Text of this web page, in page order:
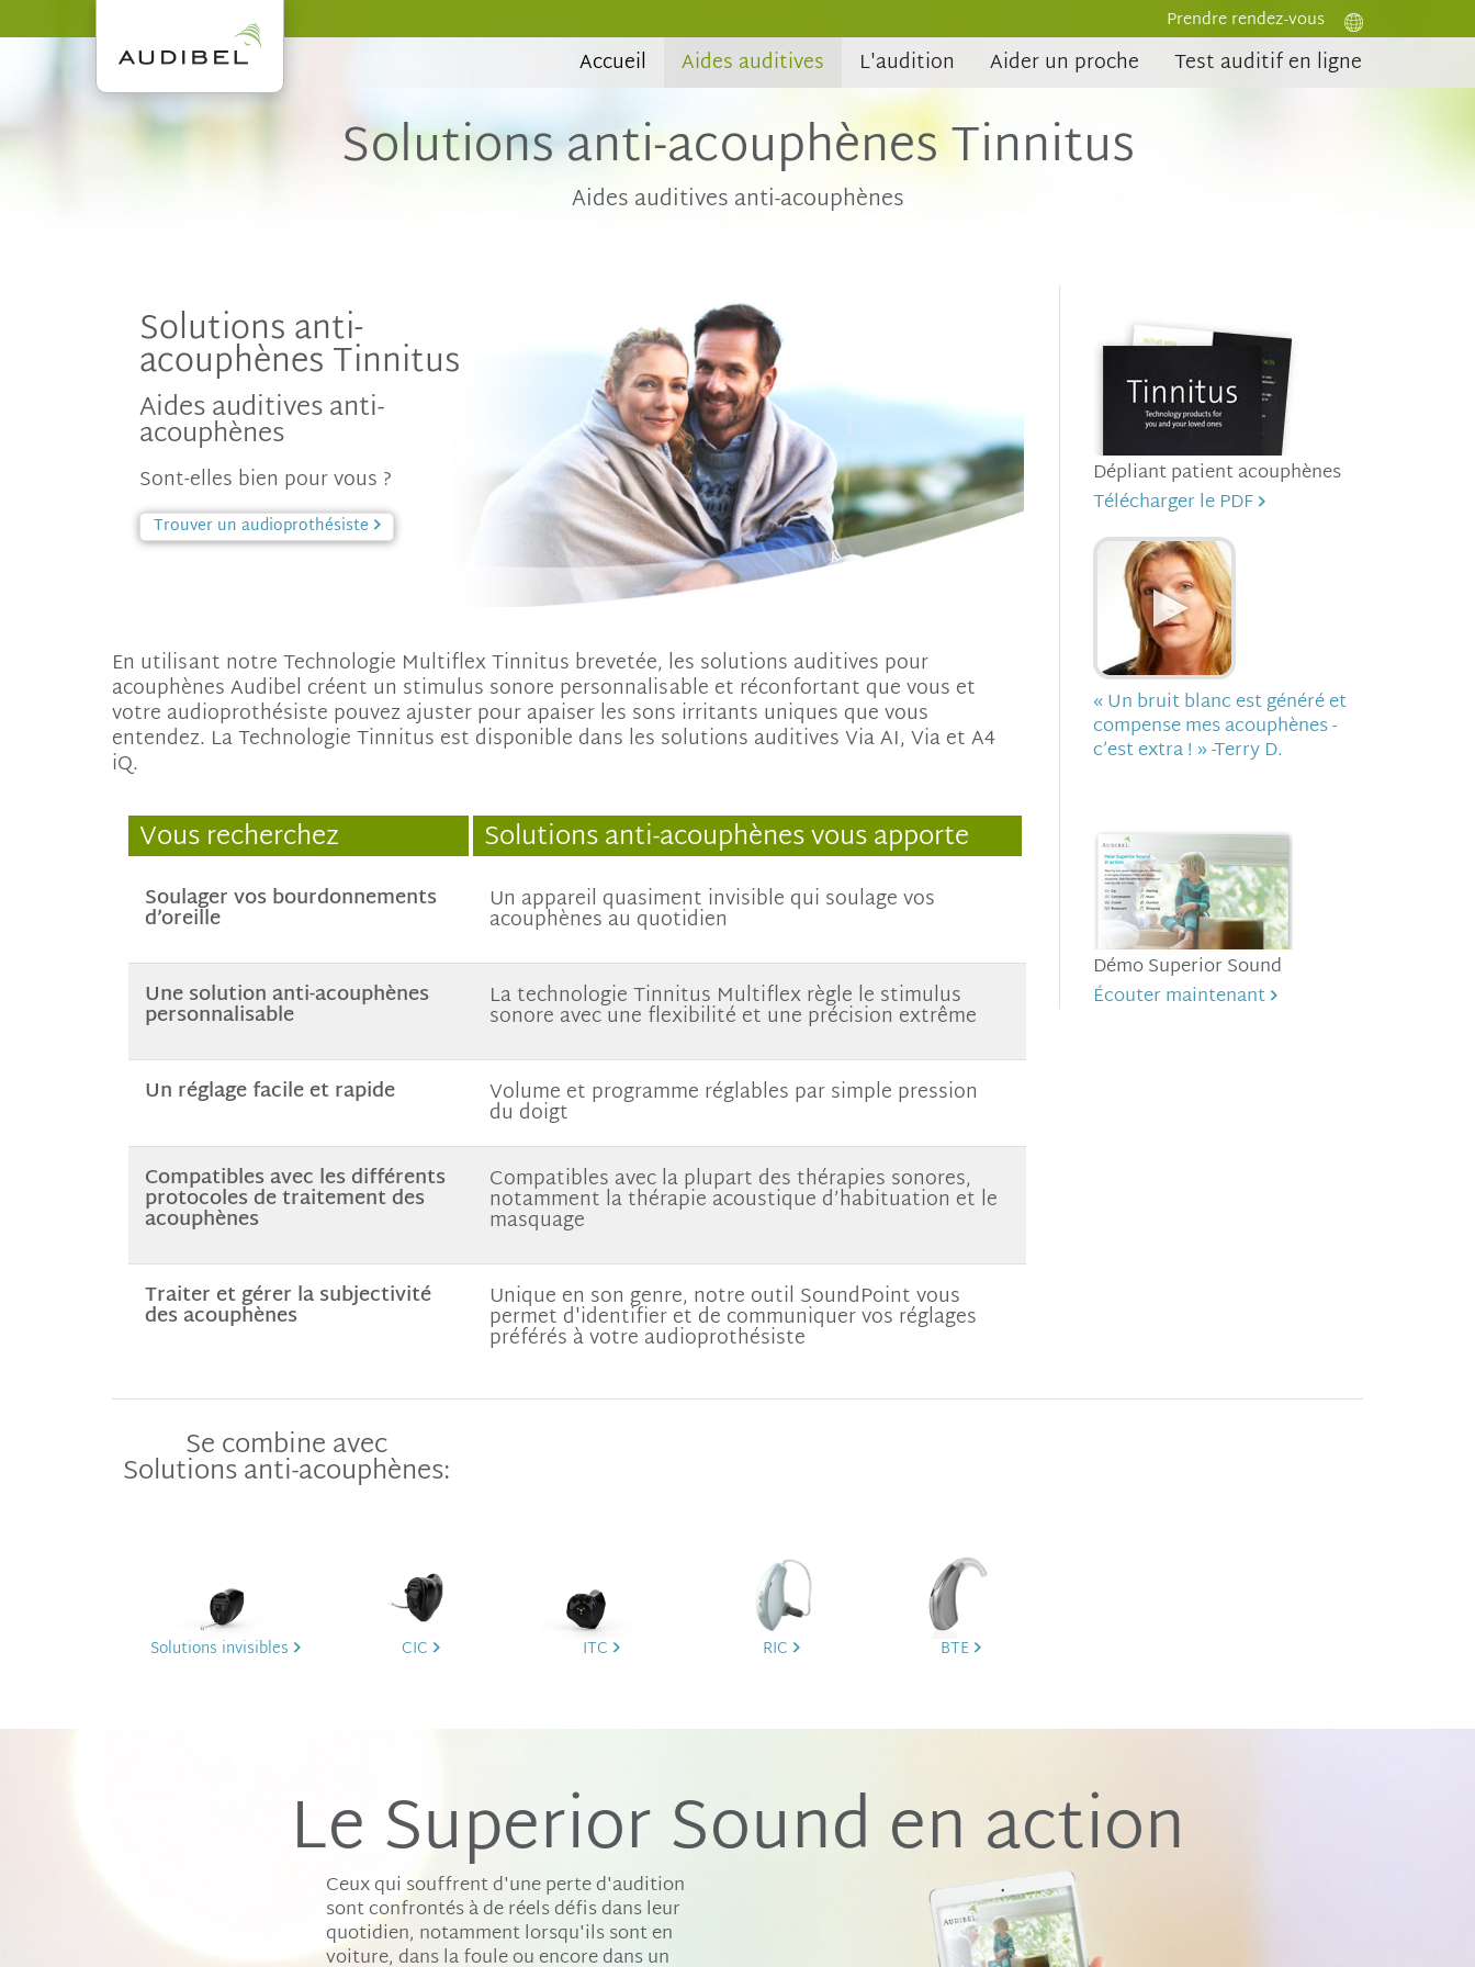
Prendre rendez-vous
Accueil Aides auditives L'audition Aider un proche Test auditif en ligne
Solutions anti-acouphènes Tinnitus
Aides auditives anti-acouphènes
Solutions anti-
acouphènes Tinnitus
Aides auditives anti-
acouphènes
Sont-elles bien pour vous ?
Trouver un audioprothésiste
En utilisant notre Technologie Multiflex Tinnitus brevetée, les solutions auditives pour
acouphènes Audibel créent un stimulus sonore personnalisable et réconfortant que vous et
votre audioprothésiste pouvez ajuster pour apaiser les sons irritants uniques que vous
entendez. La Technologie Tinnitus est disponible dans les solutions auditives Via AI, Via et A4
iQ.
Vous recherchez Solutions anti-acouphènes vous apporte
Soulager vos bourdonnements
d’oreille
Un appareil quasiment invisible qui soulage vos
acouphènes au quotidien
Une solution anti-acouphènes
personnalisable
La technologie Tinnitus Multiflex règle le stimulus
sonore avec une flexibilité et une précision extrême
Un réglage facile et rapide Volume et programme réglables par simple pression
du doigt
Compatibles avec les différents
protocoles de traitement des
acouphènes
Compatibles avec la plupart des thérapies sonores,
notamment la thérapie acoustique d’habituation et le
masquage
Traiter et gérer la subjectivité
des acouphènes
Unique en son genre, notre outil SoundPoint vous
permet d'identifier et de communiquer vos réglages
préférés à votre audioprothésiste
Dépliant patient acouphènes
Télécharger le PDF
« Un bruit blanc est généré et
compense mes acouphènes -
c’est extra ! » -Terry D.
Démo Superior Sound
Écouter maintenant
Se combine avec
Solutions anti-acouphènes:
Solutions invisibles CIC ITC RIC BTE
Le Superior Sound en action
Ceux qui souffrent d'une perte d'audition
sont confrontés à de réels défis dans leur
quotidien, notamment lorsqu'ils sont en
voiture, dans la foule ou encore dans un